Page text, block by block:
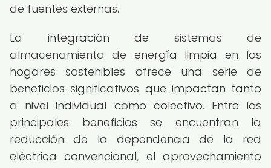
de fuentes externas.
La integración de sistemas de
almacenamiento de energía limpia en los
hogares sostenibles ofrece una serie de
beneficios significativos que impactan tanto
a nivel individual como colectivo. Entre los
principales beneficios se encuentran la
reducción de la dependencia de la red
eléctrica convencional, el aprovechamiento